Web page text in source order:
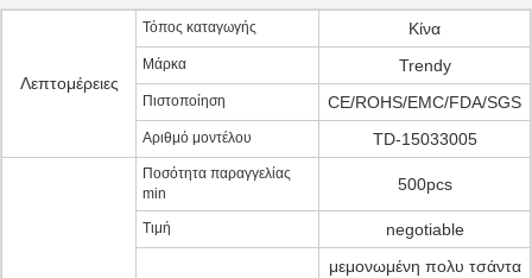
Λεπτομέρειες
Τόπος καταγωγής Κίνα
Μάρκα Trendy
Πιστοποίηση CE/ROHS/EMC/FDA/SGS
Αριθμό μοντέλου TD-15033005
Ποσότητα παραγγελίας
min
500pcs
Τιμή negotiable
μεμονωμένη πολυ τσάντα